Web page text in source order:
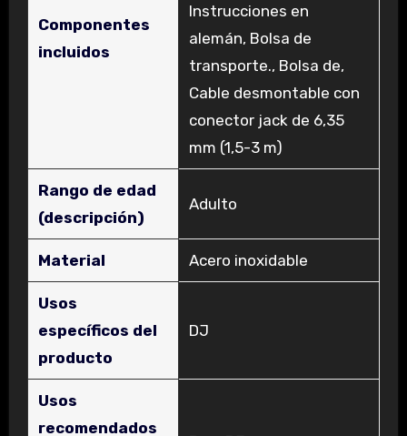
Componentes
incluidos
Instrucciones en
alemán, Bolsa de
transporte., Bolsa de,
Cable desmontable con
conector jack de 6,35
mm (1,5-3 m)
Rango de edad
(descripción)
‎Adulto
Material ‎Acero inoxidable
Usos
específicos del
producto
‎DJ
Usos
recomendados